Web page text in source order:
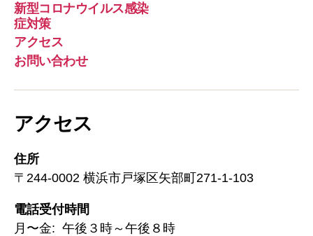
新型コロナウイルス感染
症対策
アクセス
お問い合わせ
アクセス
住所
〒244-0002 横浜市戸塚区矢部町271-1-103
電話受付時間
月〜金: 午後３時～午後８時